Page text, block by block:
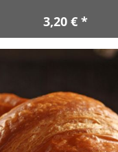
3,20 € *